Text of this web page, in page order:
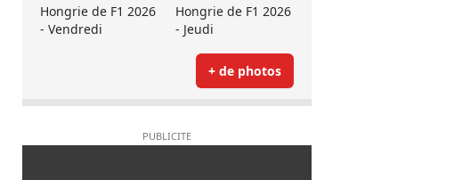
Hongrie de F1 2026
- Vendredi
Hongrie de F1 2026
- Jeudi
+ de photos